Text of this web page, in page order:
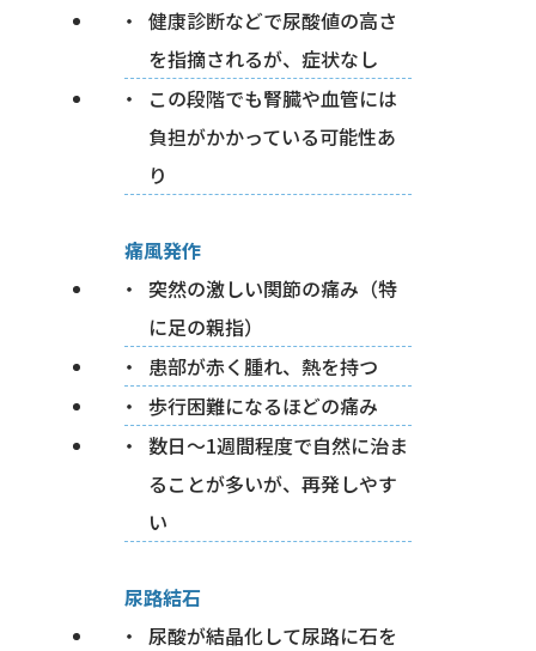
健康診断などで尿酸値の高さ
を指摘されるが、症状なし
この段階でも腎臓や血管には
負担がかかっている可能性あ
り
痛風発作
突然の激しい関節の痛み（特
に足の親指）
患部が赤く腫れ、熱を持つ
歩行困難になるほどの痛み
数日〜1週間程度で自然に治ま
ることが多いが、再発しやす
い
尿路結石
尿酸が結晶化して尿路に石を